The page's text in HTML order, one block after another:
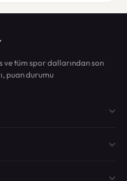
tüm spor dallarından son
puan durumu